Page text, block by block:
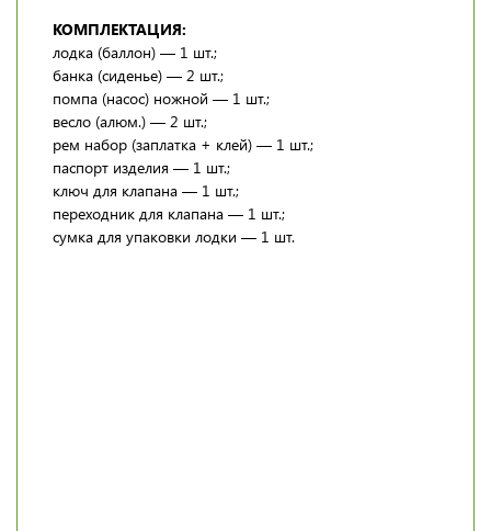
КОМПЛЕКТАЦИЯ:
лодка (баллон) — 1 шт.;
банка (сиденье) — 2 шт.;
помпа (насос) ножной — 1 шт.;
весло (алюм.) — 2 шт.;
рем набор (заплатка + клей) — 1 шт.;
паспорт изделия — 1 шт.;
ключ для клапана — 1 шт.;
переходник для клапана — 1 шт.;
сумка для упаковки лодки — 1 шт.